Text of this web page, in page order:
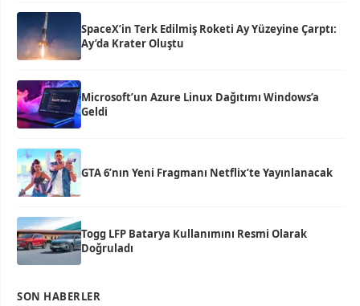
SpaceX’in Terk Edilmiş Roketi Ay Yüzeyine Çarptı:
Ay’da Krater Oluştu
Microsoft’un Azure Linux Dağıtımı Windows’a
Geldi
GTA 6’nın Yeni Fragmanı Netflix’te Yayınlanacak
Togg LFP Batarya Kullanımını Resmi Olarak
Doğruladı
SON HABERLER